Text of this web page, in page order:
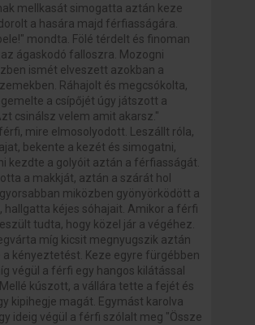
mellkasát simogatta aztán keze
a hasára majd férfiasságára.
mondta. Fölé térdelt és finoman
ágaskodó falloszra. Mozogni
ismét elveszett azokban a
Ráhajolt és megcsókolta,
a csípőjét úgy játszott a
csinálsz velem amit akarsz."
mire elmosolyodott. Leszállt róla,
bekente a kezét és simogatni,
kezdte a golyóit aztán a férfiasságát.
a makkját, aztán a szárát hol
gyorsabban miközben gyönyörködött a
hallgatta kéjes sóhajait. Amikor a férfi
tudta, hogy közel jár a végéhez.
míg kicsit megnyugszik aztán
a kényeztetést. Keze egyre fürgébben
végül a férfi egy hangos kilátással
kúszott, a vállára tette a fejét és
kipihegje magát. Egymást karolva
ideig végül a férfi szólalt meg "Össze